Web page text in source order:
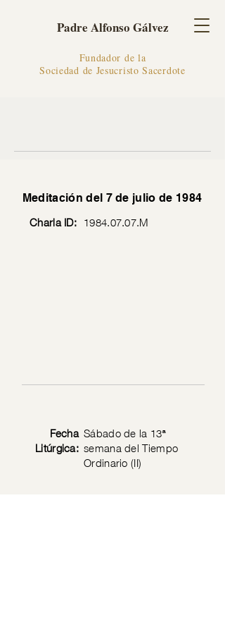
Padre Alfonso Gálvez
Fundador de la
Sociedad de Jesucristo Sacerdote
Meditación del 7 de julio de 1984
Charla ID: 1984.07.07.M
Fecha
Litúrgica:
Sábado de la 13ª
semana del Tiempo
Ordinario (II)